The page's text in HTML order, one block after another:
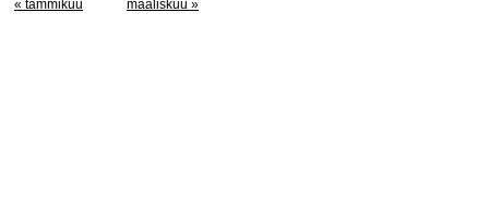
« tammikuu
maaliskuu »